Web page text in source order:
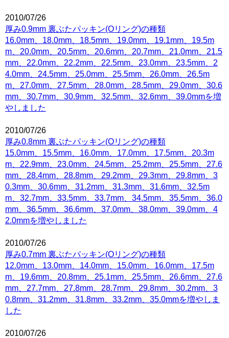
2010/07/26
厚み0.9mm 裏ぶたパッキン(Oリング)の種類
16.0mm、18.0mm、18.5mm、19.0mm、19.1mm、19.5m
m、20.0mm、20.5mm、20.6mm、20.7mm、21.0mm、21.5
mm、22.0mm、22.2mm、22.5mm、23.0mm、23.5mm、2
4.0mm、24.5mm、25.0mm、25.5mm、26.0mm、26.5m
m、27.0mm、27.5mm、28.0mm、28.5mm、29.0mm、30.6
mm、30.7mm、30.9mm、32.5mm、32.6mm、39.0mmを増
やしました
2010/07/26
厚み0.8mm 裏ぶたパッキン(Oリング)の種類
15.0mm、15.5mm、16.0mm、17.0mm、17.5mm、20.3m
m、22.9mm、23.0mm、24.5mm、25.2mm、25.5mm、27.6
mm、28.4mm、28.8mm、29.2mm、29.3mm、29.8mm、3
0.3mm、30.6mm、31.2mm、31.3mm、31.6mm、32.5m
m、32.7mm、33.5mm、33.7mm、34.5mm、35.5mm、36.0
mm、36.5mm、36.6mm、37.0mm、38.0mm、39.0mm、4
2.0mmを増やしました
2010/07/26
厚み0.7mm 裏ぶたパッキン(Oリング)の種類
12.0mm、13.0mm、14.0mm、15.0mm、16.0mm、17.5m
m、19.6mm、20.8mm、25.1mm、25.5mm、26.6mm、27.6
mm、27.7mm、27.8mm、28.7mm、29.8mm、30.2mm、3
0.8mm、31.2mm、31.8mm、33.2mm、35.0mmを増やしま
した
2010/07/26